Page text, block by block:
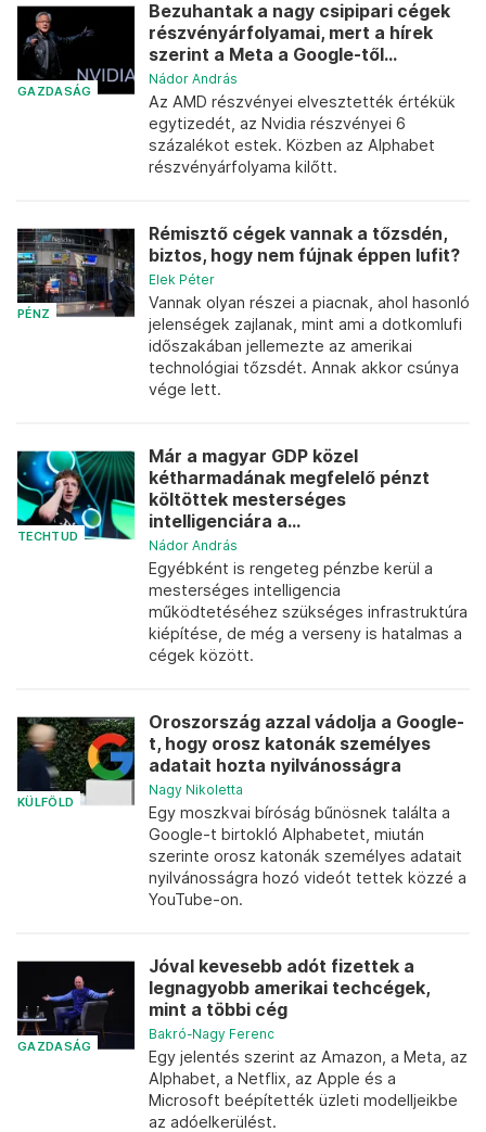
GAZDASÁG
Bezuhantak a nagy csipipari cégek
részvényárfolyamai, mert a hírek
szerint a Meta a Google-től...
Nádor András
Az AMD részvényei elvesztették értékük
egytizedét, az Nvidia részvényei 6
százalékot estek. Közben az Alphabet
részvényárfolyama kilőtt.
PÉNZ
Rémisztő cégek vannak a tőzsdén,
biztos, hogy nem fújnak éppen lufit?
Elek Péter
Vannak olyan részei a piacnak, ahol hasonló
jelenségek zajlanak, mint ami a dotkomlufi
időszakában jellemezte az amerikai
technológiai tőzsdét. Annak akkor csúnya
vége lett.
TECHTUD
Már a magyar GDP közel
kétharmadának megfelelő pénzt
költöttek mesterséges
intelligenciára a...
Nádor András
Egyébként is rengeteg pénzbe kerül a
mesterséges intelligencia
működtetéséhez szükséges infrastruktúra
kiépítése, de még a verseny is hatalmas a
cégek között.
KÜLFÖLD
Oroszország azzal vádolja a Google-
t, hogy orosz katonák személyes
adatait hozta nyilvánosságra
Nagy Nikoletta
Egy moszkvai bíróság bűnösnek találta a
Google-t birtokló Alphabetet, miután
szerinte orosz katonák személyes adatait
nyilvánosságra hozó videót tettek közzé a
YouTube-on.
GAZDASÁG
Jóval kevesebb adót fizettek a
legnagyobb amerikai techcégek,
mint a többi cég
Bakró-Nagy Ferenc
Egy jelentés szerint az Amazon, a Meta, az
Alphabet, a Netflix, az Apple és a
Microsoft beépítették üzleti modelljeikbe
az adóelkerülést.